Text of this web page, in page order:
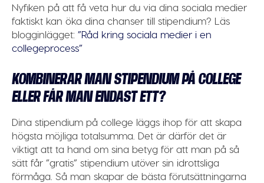
Nyfiken på att få veta hur du via dina sociala medier
faktiskt kan öka dina chanser till stipendium? Läs
blogginlägget:”Råd kring sociala medier i en
collegeprocess”
KOMBINERAR MAN STIPENDIUM PÅ COLLEGE
ELLER FÅR MAN ENDAST ETT?
Dina stipendium på college läggs ihop för att skapa
högsta möjliga totalsumma. Det är därför det är
viktigt att ta hand om sina betyg för att man på så
sätt får ”gratis” stipendium utöver sin idrottsliga
förmåga. Så man skapar de bästa förutsättningarna